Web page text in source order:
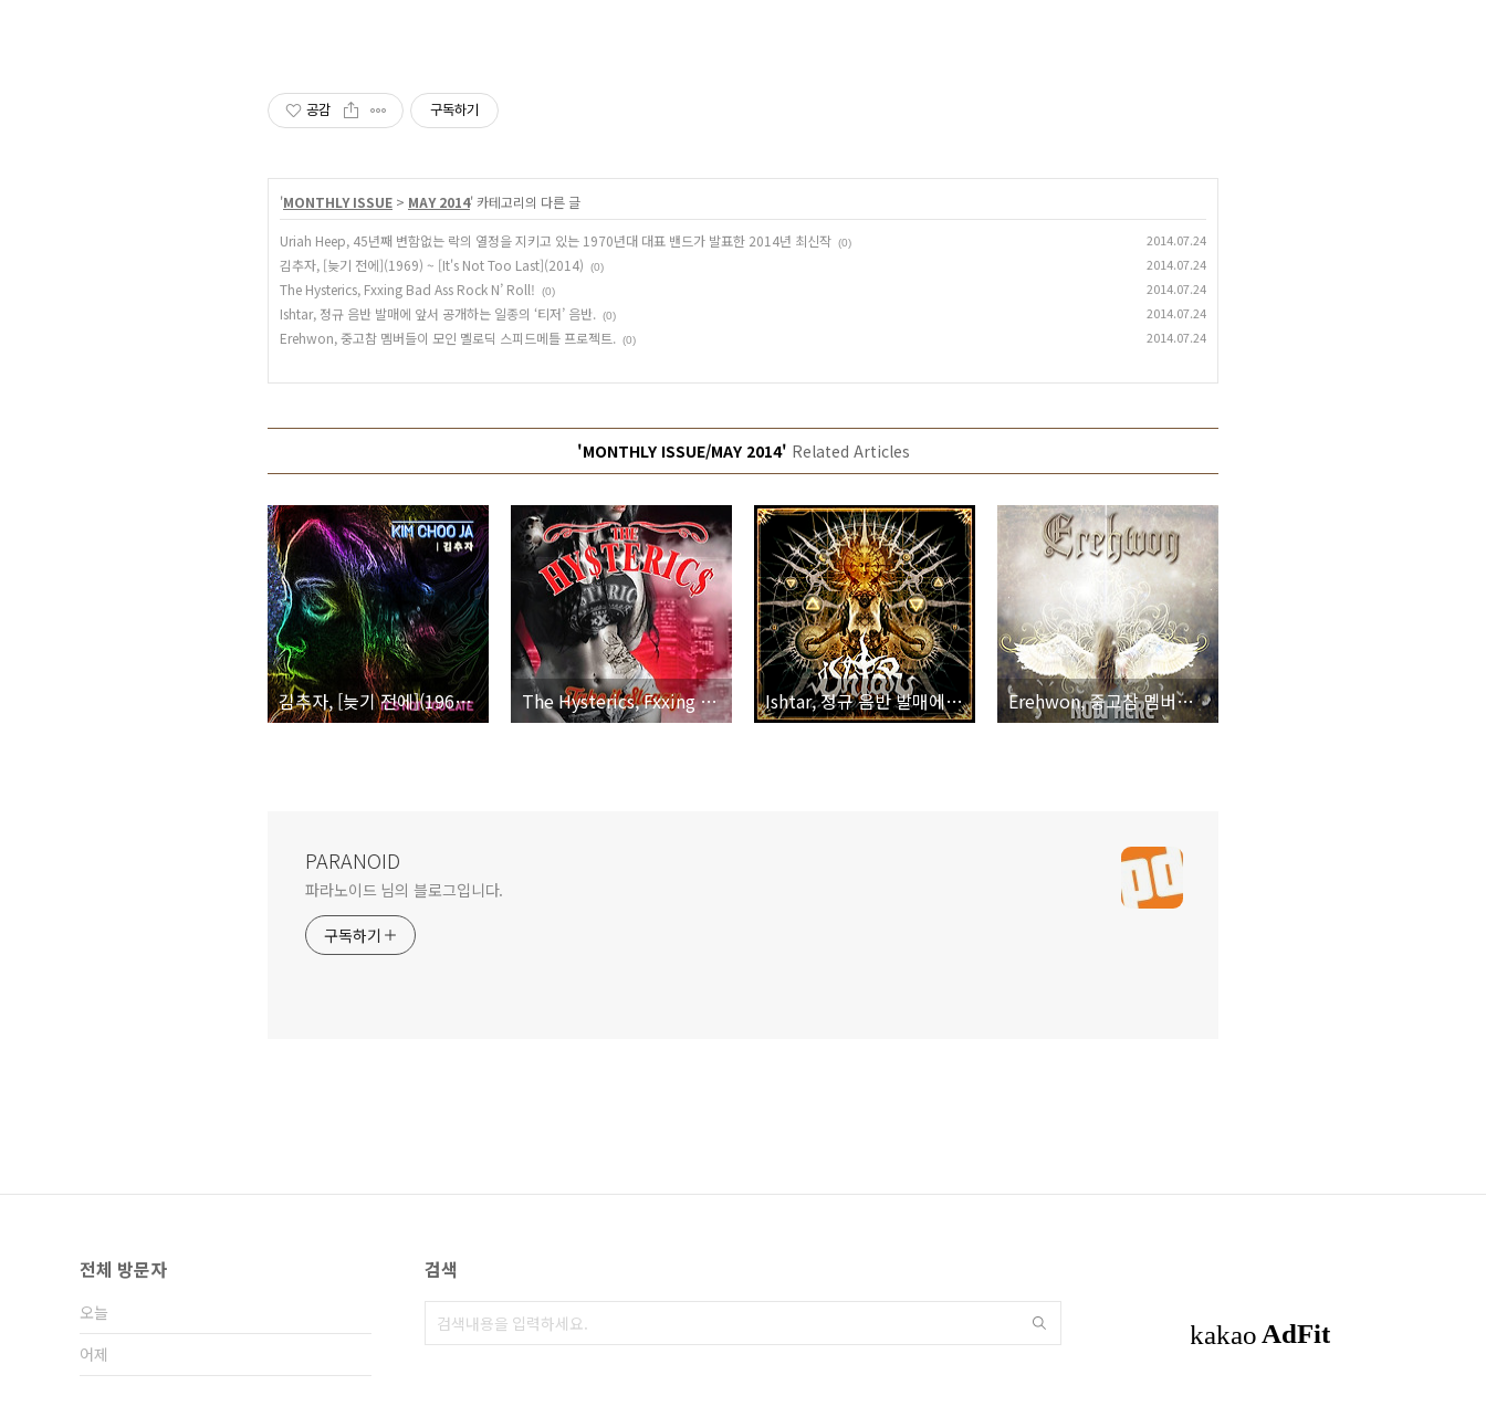
공감 구독하기
'MONTHLY ISSUE > MAY 2014' 카테고리의 다른 글
Uriah Heep, 45년째 변함없는 락의 열정을 지키고 있는 1970년대 대표 밴드가 발표한 2014년 최신작 (0) 2014.07.24
김추자, [늦기 전에](1969) ~ [It's Not Too Last](2014) (0) 2014.07.24
The Hysterics, Fxxing Bad Ass Rock N’ Roll! (0) 2014.07.24
Ishtar, 정규 음반 발매에 앞서 공개하는 일종의 ‘티저’ 음반. (0) 2014.07.24
Erehwon, 중고참 멤버들이 모인 멜로딕 스피드메틀 프로젝트. (0) 2014.07.24
'MONTHLY ISSUE/MAY 2014' Related Articles
김추자, [늦기 전에](1969) ~ [It's Not Too Last](2014) The Hysterics, Fxxing Bad Ass Rock N’ Roll! Ishtar, 정규 음반 발매에 앞서 공개하는 일종의 ‘티저’ 음반. Erehwon, 중고참 멤버들이 모인 멜로딕 스피드메틀 프로젝트.
PARANOID
파라노이드 님의 블로그입니다.
구독하기
전체 방문자
오늘
어제
검색